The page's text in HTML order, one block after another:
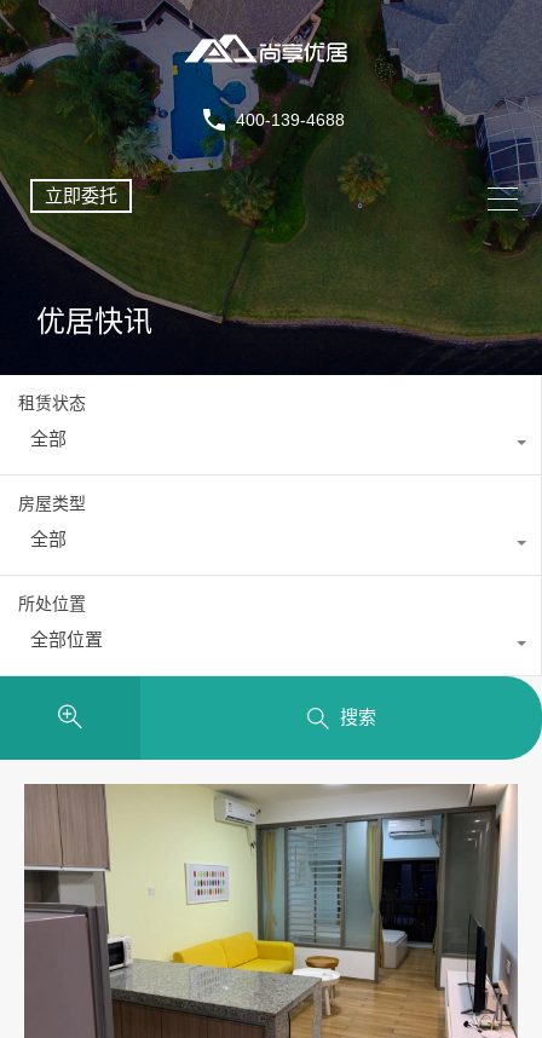
400-139-4688
立即委托
优居快讯
租赁状态
全部
房屋类型
全部
所处位置
全部位置
搜索